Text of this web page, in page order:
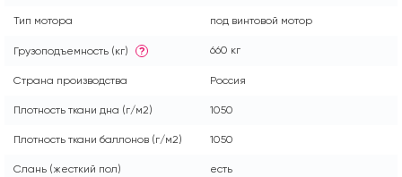
Тип мотора под винтовой мотор
Грузоподъемность (кг) ? 660 кг
Страна производства Россия
Плотность ткани дна (г/м2) 1050
Плотность ткани баллонов (г/м2) 1050
Слань (жесткий пол) есть